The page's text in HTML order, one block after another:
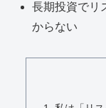
長期投資でリ
からない